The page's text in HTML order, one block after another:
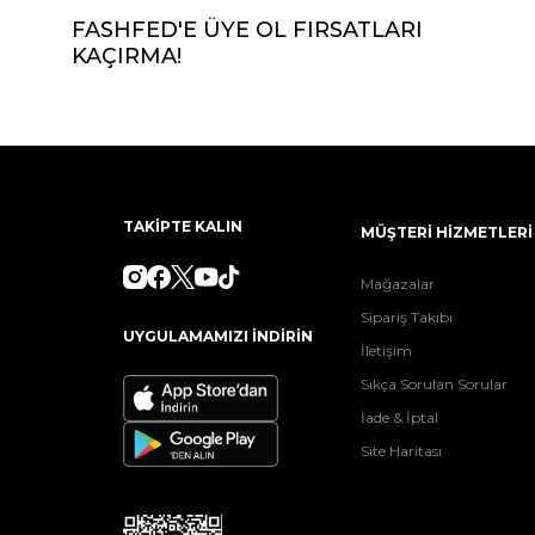
FASHFED'E ÜYE OL FIRSATLARI
KAÇIRMA!
TAKİPTE KALIN
UYGULAMAMIZI İNDİRİN
MÜŞTERİ HİZMETLERİ
Mağazalar
Sipariş Takibi
İletişim
Sıkça Sorulan Sorular
İade & İptal
Site Haritası